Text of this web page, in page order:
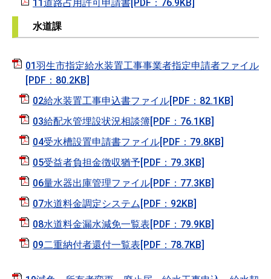
11道路占用許可申請書[PDF：76.9KB]
水道課
01羽生市指定給水装置工事事業者指定申請者ファイル
[PDF：80.2KB]
02給水装置工事申込書ファイル[PDF：82.1KB]
03給配水管埋設状況相談簿[PDF：76.1KB]
04受水槽設置申請書ファイル[PDF：79.8KB]
05受益者負担金徴収猶予[PDF：79.3KB]
06量水器出庫管理ファイル[PDF：77.3KB]
07水道料金調定システム[PDF：92KB]
08水道料金漏水減免一覧表[PDF：79.9KB]
09二重納付者還付一覧表[PDF：78.7KB]